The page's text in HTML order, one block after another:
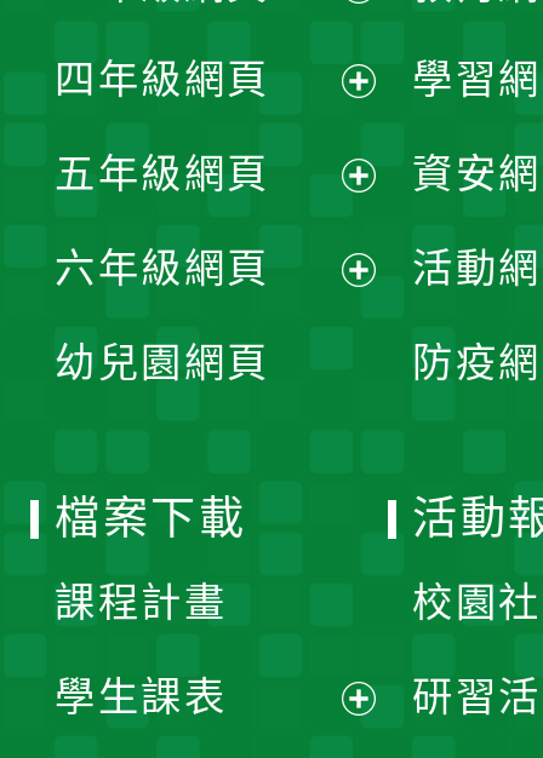
單
開
選
單
開
選
單
四年級網頁
開
選
五年級網頁
開
六年級網頁
幼兒園網頁
學習
資安
活動
防疫
檔案下載
課程計畫
學生課表
活動
校園
研習